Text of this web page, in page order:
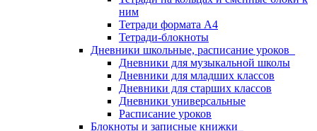
ним
Тетради формата А4
Тетради-блокноты
Дневники школьные, расписание уроков
Дневники для музыкальной школы
Дневники для младших классов
Дневники для старших классов
Дневники универсальные
Расписание уроков
Блокноты и записные книжки